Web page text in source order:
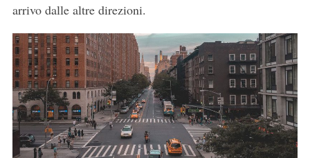
arrivo dalle altre direzioni.